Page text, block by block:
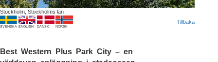
Stockholm, Stockholms län
SVENSKA ENGLISH DANSK NORSK
Tillbaka
Best Western Plus Park City – en